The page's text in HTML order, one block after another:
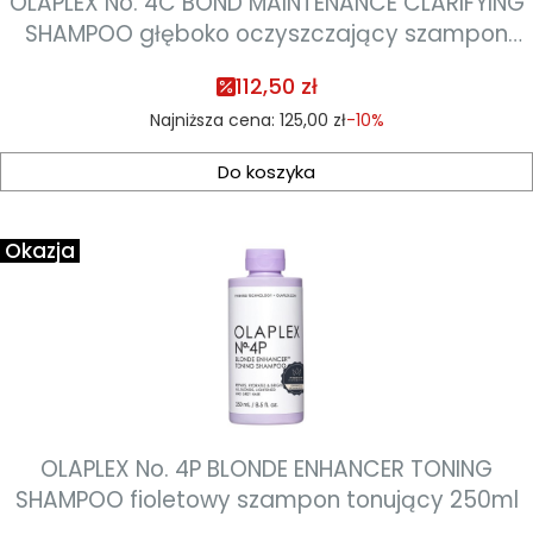
SHAMPOO głęboko oczyszczający szampon
112,50 zł
Najniższa cena: 125,00 zł-10%
Do koszyka
Okazja
OLAPLEX No. 4P BLONDE ENHANCER TONING
SHAMPOO fioletowy szampon tonujący 250ml